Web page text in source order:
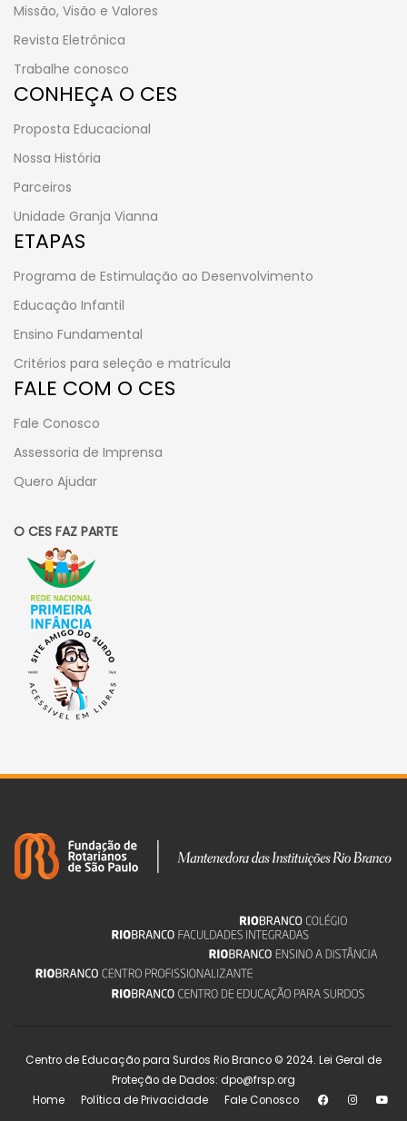
Missão, Visão e Valores
Revista Eletrônica
Trabalhe conosco
CONHEÇA O CES
Proposta Educacional
Nossa História
Parceiros
Unidade Granja Vianna
ETAPAS
Programa de Estimulação ao Desenvolvimento
Educação Infantil
Ensino Fundamental
Critérios para seleção e matrícula
FALE COM O CES
Fale Conosco
Assessoria de Imprensa
Quero Ajudar
O CES FAZ PARTE
Centro de Educação para Surdos Rio Branco © 2024. Lei Geral de
Proteção de Dados: dpo@frsp.org
Home
Política de Privacidade Fale Conosco